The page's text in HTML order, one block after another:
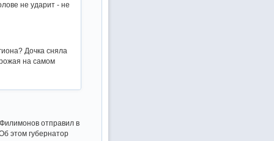
не ударит - не
Дочка сняла
на самом
отправил в
этом губернатор